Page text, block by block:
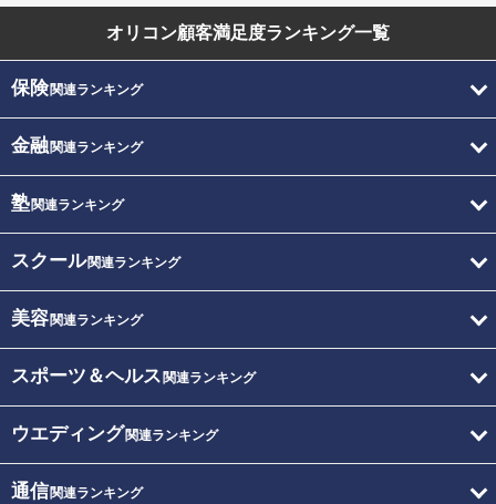
オリコン顧客満足度ランキング一覧
保険関連ランキング
金融関連ランキング
塾関連ランキング
スクール関連ランキング
美容関連ランキング
スポーツ＆ヘルス 関連ランキング
ウエディング関連ランキング
通信関連ランキング